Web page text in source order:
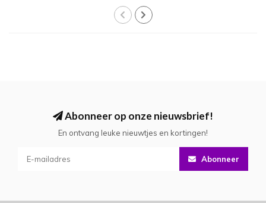
Abonneer op onze nieuwsbrief!
En ontvang leuke nieuwtjes en kortingen!
Abonneer